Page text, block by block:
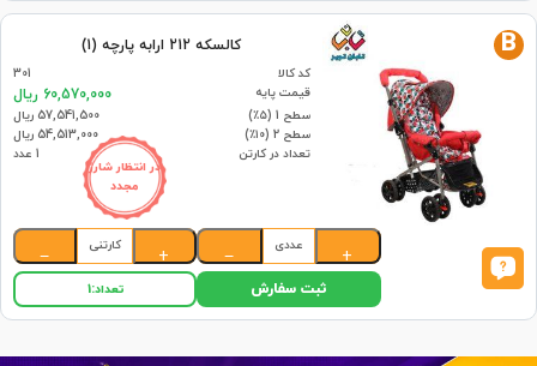
در انتظار شارژ
مجدد
کالسکه 212 ارابه پارچه (1)
کد کالا
301
قیمت پایه
60,570,000 ریال
سطح 1 (۵٪)
57,541,500 ریال
سطح 2 (۱۰٪)
54,513,000 ریال
تعداد در کارتن
1 عدد
B
+
عددی
−
+
کارتنی
−
ثبت سفارش تعداد:1